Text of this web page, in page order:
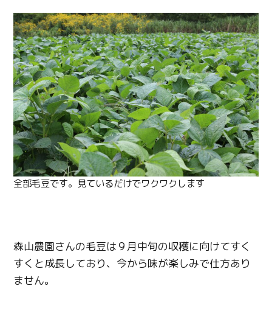
全部毛豆です。見ているだけでワクワクします
森山農園さんの毛豆は９月中旬の収穫に向けてすく
すくと成長しており、今から味が楽しみで仕方あり
ません。